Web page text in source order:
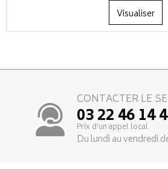
Visualiser
CONTACTER LE
03 22 46 14
Prix d’un appel local
Du lundi au vendredi